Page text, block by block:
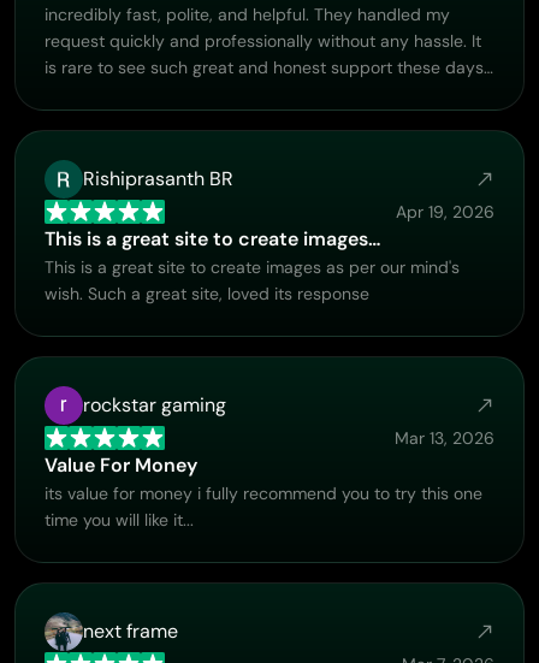
incredibly fast, polite, and helpful. They handled my
request quickly and professionally without any hassle. It
is rare to see such great and honest support these days.
Rishiprasanth BR
Apr 19, 2026
This is a great site to create images…
This is a great site to create images as per our mind's
wish. Such a great site, loved its response
rockstar gaming
Mar 13, 2026
Value For Money
its value for money i fully recommend you to try this one
time you will like it...
next frame